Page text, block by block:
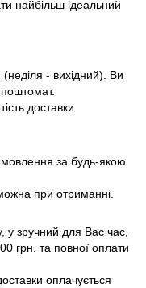
найбільш ідеальний
- вихідний). Ви
доставки
за будь-якою
при отриманні.
у зручний для Вас час,
грн. та повної оплати
оплачується